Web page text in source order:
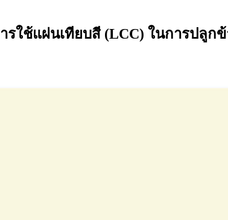
รใช้แผ่นเทียบสี (LCC) ในการปลู